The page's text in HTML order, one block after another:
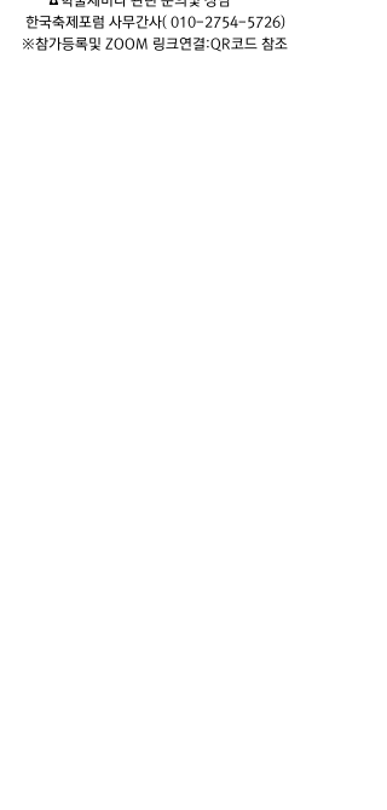
한국축제포럼 사무간사( 010-2754-5726)
※참가등록및 ZOOM 링크연결:QR코드 참조